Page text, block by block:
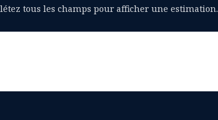
tous les champs pour afficher une estimation.